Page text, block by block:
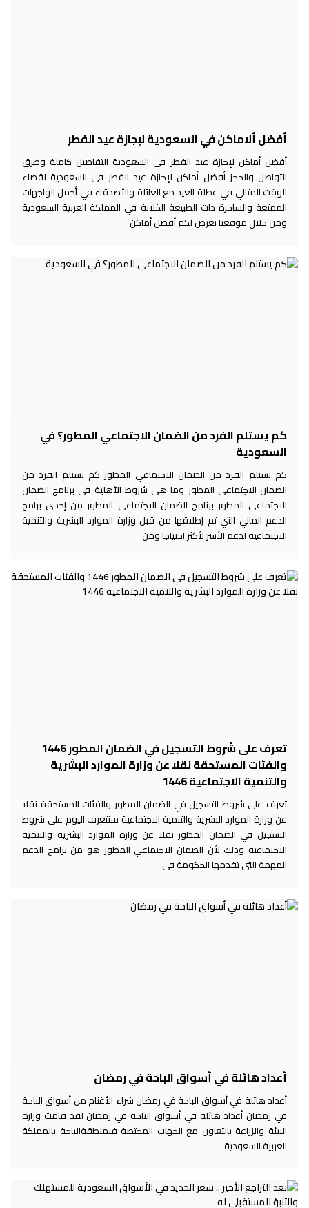
أفضل ألاماكن في السعودية لإجازة عيد الفطر
أفضل أماكن لإجازة عيد الفطر في السعودية التفاصيل كاملة وطرق
التواصل والحجز أفضل أماكن لإجازة عيد الفطر في السعودية لقضاء
الوقت المثالي في عطلة العيد مع العائلة والأصدقاء في أجمل الواجهات
الممتعة والساحرة ذات الطبيعة الخلابة في المملكة العربية السعودية
ومن خلال موقعنا نعرض لكم أفضل أماكن
كم يستلم الفرد من الضمان الاجتماعي المطور؟ في
السعودية
كم يستلم الفرد من الضمان الاجتماعي المطور كم يستلم الفرد من
الضمان الاجتماعي المطور وما هي شروط الأهلية في برنامج الضمان
الاجتماعي المطور برنامج الضمان الاجتماعي المطور من إحدى برامج
الدعم المالي التي تم إطلاقها من قبل وزارة الموارد البشرية والتنمية
الاجتماعية لدعم الأسر لأكثر احتياجا ومن
تعرف على شروط التسجيل في الضمان المطور 1446
والفئات المستحقة نقلا عن وزارة الموارد البشرية
والتنمية الاجتماعية 1446
تعرف على شروط التسجيل في الضمان المطور والفئات المستحقة نقلا
عن وزارة الموارد البشرية والتنمية الاجتماعية سنتعرف اليوم على شروط
التسجيل في الضمان المطور نقلا عن وزارة الموارد البشرية والتنمية
الاجتماعية وذلك لأن الضمان الاجتماعي المطور هو من برامج الدعم
المهمة التي تقدمها الحكومة في
أعداد هائلة في أسواق الباحة في رمضان
أعداد هائلة في أسواق الباحة في رمضان شراء الأغنام من أسواق الباحة
في رمضان أعداد هائلة في أسواق الباحة في رمضان لقد قامت وزارة
البيئة والزراعة بالتعاون مع الجهات المختصة فيمنطقةالباحة بالمملكة
العربية السعودية